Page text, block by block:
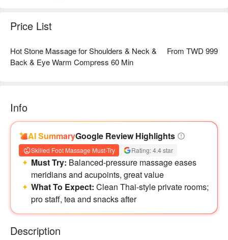
Price List
Hot Stone Massage for Shoulders & Neck &
Back & Eye Warm Compress 60 Min
From TWD 999
Info
AI SummaryGoogle Review Highlights
Skilled Foot Massage Must-Try Rating: 4.4 star
Must Try: Balanced-pressure massage eases
meridians and acupoints, great value
What To Expect: Clean Thai-style private rooms;
pro staff, tea and snacks after
Description